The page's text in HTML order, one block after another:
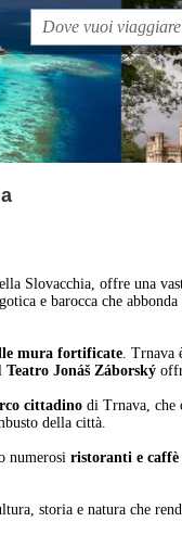
Slovacchia, offre una
e barocca che
mura fortificate. Trnava
Teatro Jonáš Záborský
cittadino di Trnava, che
della città.
numerosiristoranti e caffè
storia e natura che